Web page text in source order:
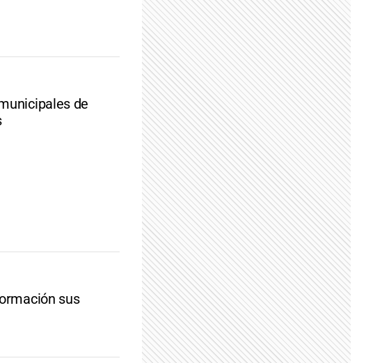
de
sus